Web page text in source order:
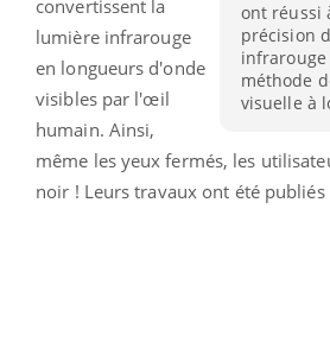
ont réussi
précision
infrarouge
méthode
visuelle à
convertissent la
lumière infrarouge
en longueurs d'onde
visibles par l'œil
humain. Ainsi,
même les yeux fermés, les
noir ! Leurs travaux ont été publiés